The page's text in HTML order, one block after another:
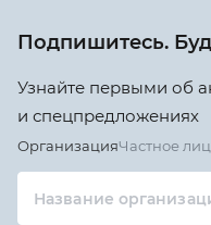
Подпишитесь.
Узнайте первыми об
и спецпредложениях
ОрганизацияЧастное
Название